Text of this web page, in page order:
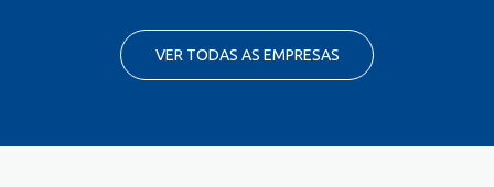
VER TODAS AS EMPRESAS